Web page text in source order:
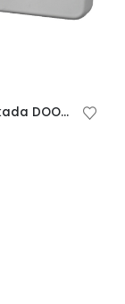
THULE Blokada DOOR FRAME x3